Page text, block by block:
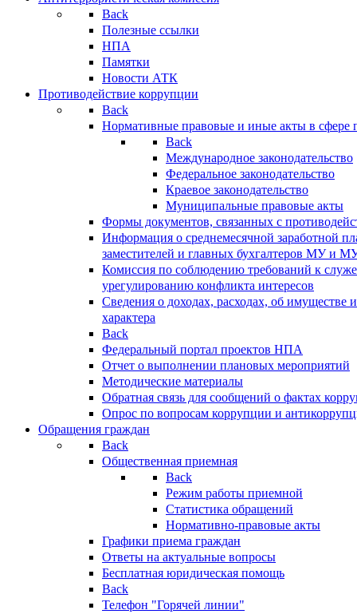
Back
Полезные ссылки
НПА
Памятки
Новости АТК
Противодействие коррупции
Back
Нормативные правовые и иные акты в сфере
Back
Международное законодательство
Федеральное законодательство
Краевое законодательство
Муниципальные правовые акты
Формы документов, связанных с
Информация о среднемесячной заработной
заместителей и главных бухгалтеров МУ и
Комиссия по соблюдению требований к
урегулированию конфликта интересов
Сведения о доходах, расходах, об имуществе
характера
Back
Федеральный портал проектов НПА
Отчет о выполнении плановых мероприятий
Методические материалы
Обратная связь для сообщений о фактах
Опрос по вопросам коррупции и
Обращения граждан
Back
Общественная приемная
Back
Режим работы приемной
Статистика обращений
Нормативно-правовые акты
Графики приема граждан
Ответы на актуальные вопросы
Бесплатная юридическая помощь
Back
Телефон "Горячей линии"